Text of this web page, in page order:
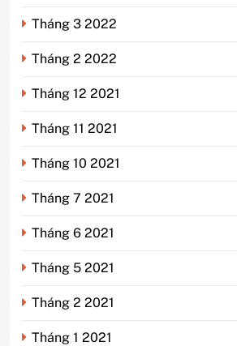
Tháng 3 2022
Tháng 2 2022
Tháng 12 2021
Tháng 11 2021
Tháng 10 2021
Tháng 7 2021
Tháng 6 2021
Tháng 5 2021
Tháng 2 2021
Tháng 1 2021